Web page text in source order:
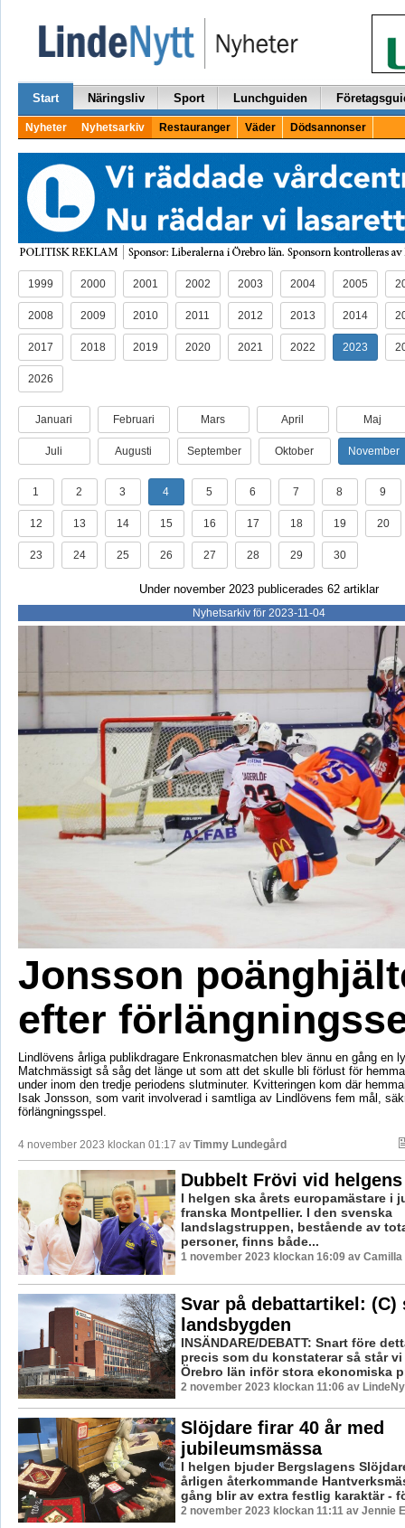
Start Näringsliv Sport Lunchguiden
Nyheter Nyhetsarkiv Restauranger Väder Dödsannonser
1999 2000 2001 2002 2003 2004 2005
2008 2009 2010 2011 2012 2013 2014
2017 2018 2019 2020 2021 2022 2023
2026
Januari Februari Mars April Maj
Juli Augusti September Oktober November
1 2 3 4 5 6 7 8 9
12 13 14 15 16 17 18 19 20
23 24 25 26 27 28 29 30
Under november 2023 publicerades 62 artiklar
Nyhetsarkiv för 2023-11-04
Jonsson
efter
Lindlövens årliga publikdragare Enkronasmatchen blev ännu en gång en
Matchmässigt så såg det länge ut som att det skulle bli förlust för
under inom den tredje periodens slutminuter. Kvitteringen kom där
Isak Jonsson, som varit involverad i samtliga av Lindlövens fem mål,
förlängningsspel.
4 november 2023 klockan 01:17 av Timmy Lundegård
Dubbelt Frövi vid
I helgen ska årets europamästare i
franska Montpellier. I den svenska
landslagstruppen, bestående av
personer, finns både...
1 november 2023 klockan 16:09 av Camilla
Svar på debattartikel: (C)
landsbygden
INSÄNDARE/DEBATT: Snart före
precis som du konstaterar så står
Örebro län inför stora ekonomiska
2 november 2023 klockan 11:06 av
Slöjdare firar 40 år med
jubileumsmässa
I helgen bjuder Bergslagens
årligen återkommande
gång blir av extra festlig karaktär -
2 november 2023 klockan 11:11 av Jennie